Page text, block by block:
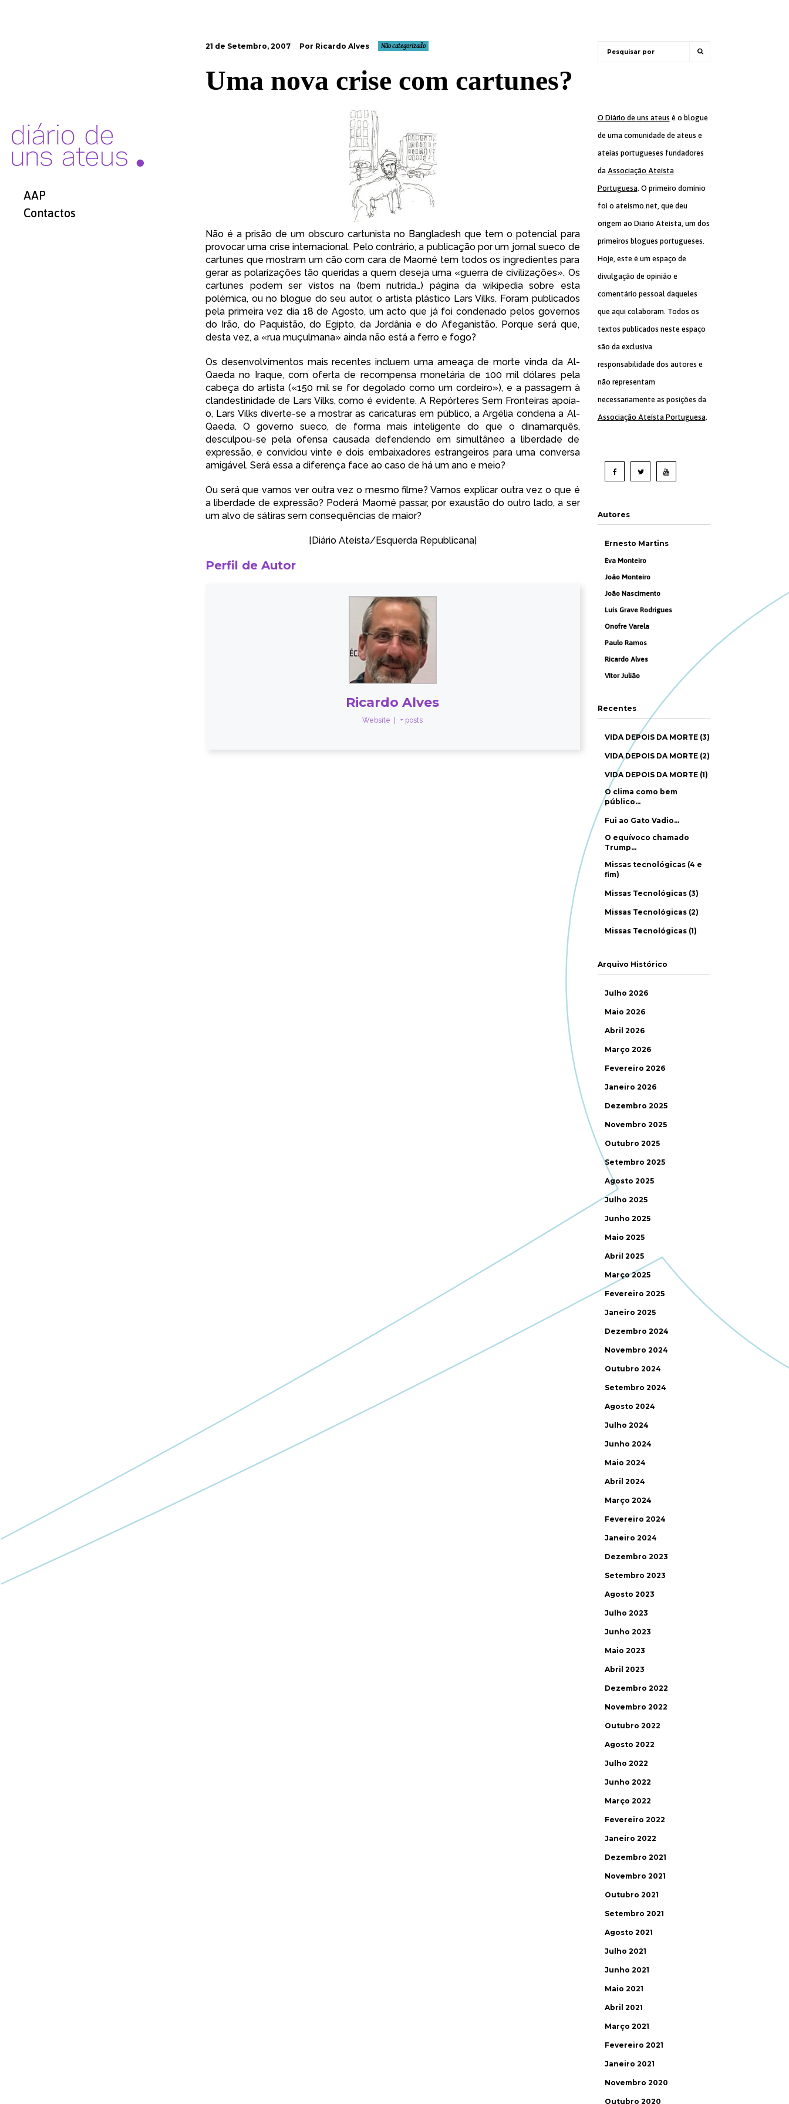
AAP
Contactos
21 de Setembro, 2007 Por Ricardo Alves Não categorizado
Uma nova crise com cartunes?
Não é a prisãode um obscuro cartunista no Bangladesh que tem o potencial para
provocar uma crise internacional. Pelo contrário, a publicação por um jornal sueco de
cartunes que mostram um cão com cara de Maomé tem todos os ingredientes para
gerar as polarizações tão queridas a quem deseja uma «guerra de civilizações». Os
cartunes podem ser vistos na (bem nutrida…) página da wikipediasobre esta
polémica, ou no blogue do seu autor, o artista plástico Lars Vilks. Foram publicados
pela primeira vez dia 18 de Agosto, um acto que já foi condenado pelos governos
do Irão, do Paquistão, do Egipto, da Jordânia e do Afeganistão. Porque será que,
desta vez, a «rua muçulmana» ainda não está a ferro e fogo?
Os desenvolvimentos mais recentes incluem uma ameaça de morte vinda da Al-
Qaeda no Iraque, com oferta de recompensa monetária de 100 mil dólares pela
cabeça do artista («150 mil se for degolado como um cordeiro»), e a passagem à
clandestinidade de Lars Vilks, como é evidente. A Repórteres Sem Fronteiras apoia-
o, Lars Vilksdiverte-se a mostraras caricaturas em público, a Argélia condena a Al-
Qaeda. O governo sueco, de forma mais inteligente do que o dinamarquês,
desculpou-se pela ofensa causada defendendo em simultâneo a liberdade de
expressão, e convidou vinte e dois embaixadores estrangeiros para uma conversa
amigável. Será essa a diferença face ao caso de há um ano e meio?
Ou será que vamos ver outra vez o mesmo filme? Vamos explicar outra vez o que é
aliberdade de expressão? Poderá Maomé passar, por exaustão do outro lado, a ser
um alvo de sátiras sem consequências de maior?
[Diário Ateísta/Esquerda Republicana]
Perfil de Autor
Ricardo Alves
Website + posts
O Diário de uns ateus é o blogue
de uma comunidade de ateus e
ateias portugueses fundadores
da Associação Ateísta
Portuguesa. O primeiro domínio
foi o ateismo.net, que deu
origem ao Diário Ateísta, um dos
primeiros blogues portugueses.
Hoje, este é um espaço de
divulgação de opinião e
comentário pessoal daqueles
que aqui colaboram. Todos os
textos publicados neste espaço
são da exclusiva
responsabilidade dos autores e
não representam
necessariamente as posições da
Associação Ateísta Portuguesa.
Autores
Ernesto Martins
Eva Monteiro
João Monteiro
João Nascimento
Luís Grave Rodrigues
Onofre Varela
Paulo Ramos
Ricardo Alves
Vítor Julião
Recentes
VIDA DEPOIS DA MORTE (3)
VIDA DEPOIS DA MORTE (2)
VIDA DEPOIS DA MORTE (1)
O clima como bem
público…
Fui ao Gato Vadio…
O equívoco chamado
Trump…
Missas tecnológicas (4 e
fim)
Missas Tecnológicas (3)
Missas Tecnológicas (2)
Missas Tecnológicas (1)
Arquivo Histórico
Julho 2026
Maio 2026
Abril 2026
Março 2026
Fevereiro 2026
Janeiro 2026
Dezembro 2025
Novembro 2025
Outubro 2025
Setembro 2025
Agosto 2025
Julho 2025
Junho 2025
Maio 2025
Abril 2025
Março 2025
Fevereiro 2025
Janeiro 2025
Dezembro 2024
Novembro 2024
Outubro 2024
Setembro 2024
Agosto 2024
Julho 2024
Junho 2024
Maio 2024
Abril 2024
Março 2024
Fevereiro 2024
Janeiro 2024
Dezembro 2023
Setembro 2023
Agosto 2023
Julho 2023
Junho 2023
Maio 2023
Abril 2023
Dezembro 2022
Novembro 2022
Outubro 2022
Agosto 2022
Julho 2022
Junho 2022
Março 2022
Fevereiro 2022
Janeiro 2022
Dezembro 2021
Novembro 2021
Outubro 2021
Setembro 2021
Agosto 2021
Julho 2021
Junho 2021
Maio 2021
Abril 2021
Março 2021
Fevereiro 2021
Janeiro 2021
Novembro 2020
Outubro 2020